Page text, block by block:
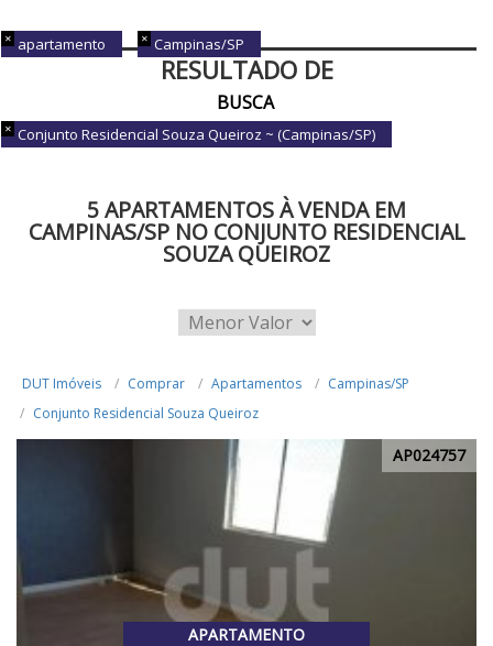
apartamento Campinas/SP
Conjunto Residencial Souza Queiroz ~ (Campinas/SP)
RESULTADO DE
BUSCA
5 APARTAMENTOS À VENDA EM
CAMPINAS/SP NO CONJUNTO RESIDENCIAL
SOUZA QUEIROZ
DUT Imóveis Comprar Apartamentos
Campinas/SP
Conjunto Residencial Souza Queiroz
AP024757
APARTAMENTO